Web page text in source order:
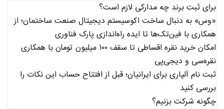
برای ثبت برند چه مدارکی لازم است؟
«وس» به دنبال ساخت اکوسیستم دیجیتال صنعت ساختمان؛ از
همکاری با فین‌تک‌ها تا ایده راه‌اندازی پارک فناوری
امکان خرید نقره اقساطی تا سقف ۱۰۰ میلیون تومان با همکاری
نقره‌سی و دیجی‌پی
ثبت نام آلپاری برای ایرانیان؛ قبل از افتتاح حساب این نکات را
بررسی کنید
چگونه شرکت بزنیم؟